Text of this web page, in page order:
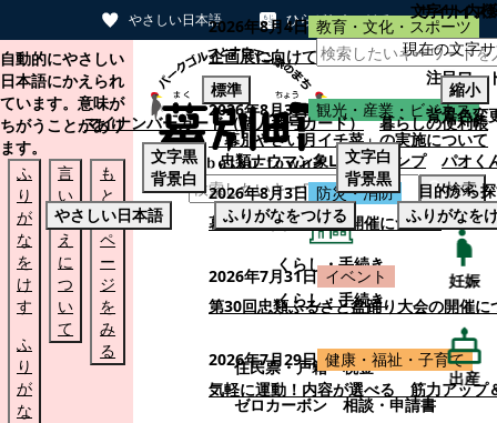
やさしい日本語 ひらがなをつける
本文へスキップする
自動的にやさしい
日本語にかえられ
ています。意味が
ちがうことがあり
ます。
ふ
り
が
な
を
け
す
ふ
り
が
な
言
い
替
え
に
つ
い
て
も
と
の
ペ
ー
ジ
を
み
る
検索
くらし・手続き
くらし・手続き
住民票・戸籍
税金
ゼロカーボン
相談・申請書
2026年8月4日 教育・文化・スポーツ
企画展に向けて：安東ウメ子さんとの思
2026年8月3日 観光・産業・ビジネス
「幕別やさい月イチ菜」の実施について
2026年8月3日 防災・消防
幕別町防災フェアの開催について
2026年7月31日 イベント
第30回忠類ふるさと盆踊り大会の開催に
2026年7月29日 健康・福祉・子育て
気軽に運動！内容が選べる 筋力アップ
サイト内
注目ワー
マイナンバーカード（個人番号カード）
暮らしの便利帳
忠類ナウマン象LINEスタンプ
パオく
目的から
妊娠
出産
文字サイズ
現在の文字
標準
縮小
背景色変
文字黒
背景白
文字白
背景黒
やさしい日本語
ふりがなをつける ふりがなを